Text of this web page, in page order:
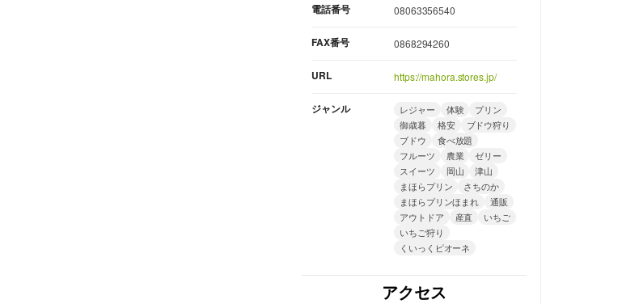
電話番号 08063356540
FAX番号 0868294260
URL https://mahora.stores.jp/
ジャンル レジャー 体験
プリン
御歳暮
格安
ブドウ狩り
ブドウ
食べ放題
フルーツ
農業
ゼリー
スイーツ
岡山
津山
まほらプリン
さちのか
まほらプリンほまれ
通販
アウトドア
産直
いちご
いちご狩り
くいっくピオーネ
アクセス